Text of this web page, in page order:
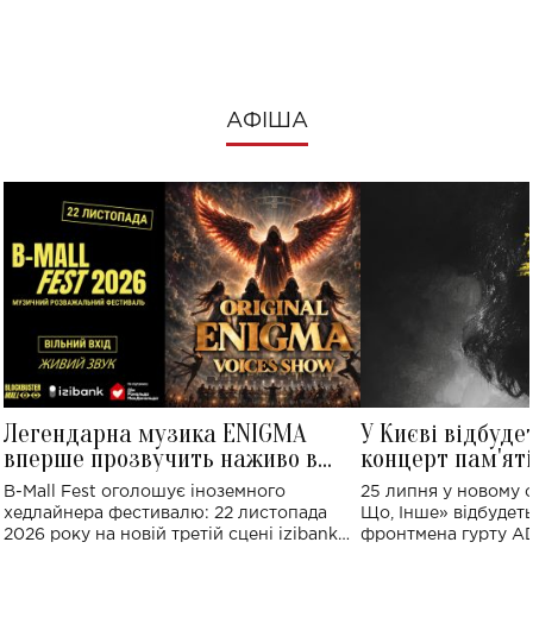
АФІША
Легендарна музика ENIGMA
вперше прозвучить наживо в
Україні: де відбудеться концерт
B-Mall Fest оголошує іноземного
хедлайнера фестивалю: 22 листопада
2026 року на новій третій сцені izibank
У Києві
концерт
Клименка:
виконають
25 липня у новому
Що, Інше»
фронтмена гурту